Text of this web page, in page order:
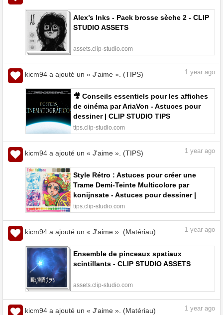
Alex’s Inks - Pack brosse sèche 2 - CLIP
STUDIO ASSETS
assets.clip-studio.com
kicm94 a ajouté un « J'aime ». (TIPS) 1 year ago
🎥 Conseils essentiels pour les affiches
de cinéma par AriaVon - Astuces pour
dessiner | CLIP STUDIO TIPS
tips.clip-studio.com
kicm94 a ajouté un « J'aime ». (TIPS) 1 year ago
Style Rétro : Astuces pour créer une
Trame Demi-Teinte Multicolore par
konijnsate - Astuces pour dessiner |
CLIP STUDIO TIPS
tips.clip-studio.com
kicm94 a ajouté un « J'aime ». (Matériau) 1 year ago
Ensemble de pinceaux spatiaux
scintillants - CLIP STUDIO ASSETS
assets.clip-studio.com
kicm94 a ajouté un « J'aime ». (Matériau) 1 year ago